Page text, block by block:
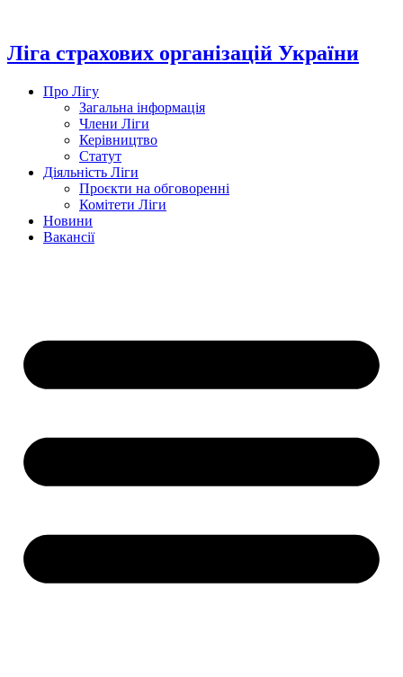
вмісту
Ліга страхових організацій України
Про Лігу
Загальна інформація
Члени Ліги
Керівництво
Статут
Діяльність Ліги
Проєкти на обговоренні
Комітети Ліги
Новини
Вакансії